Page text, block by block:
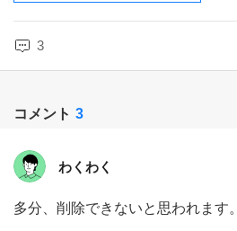
3
コメント 3
わくわく
多分、削除できないと思われます。